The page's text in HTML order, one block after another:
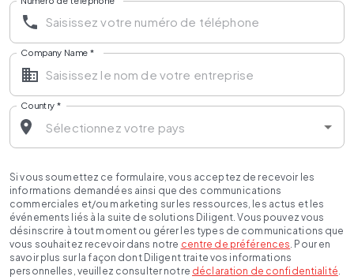
Company Name *
Country *
Si vous soumettez ce formulaire, vous acceptez de recevoir les
informations demandées ainsi que des communications
commerciales et/ou marketing sur les ressources, les actus et les
événements liés à la suite de solutions Diligent. Vous pouvez vous
désinscrire à tout moment ou gérer les types de communications que
vous souhaitez recevoir dans notre centre de préférences. Pour en
savoir plus sur la façon dont Diligent traite vos informations
personnelles, veuillez consulter notre déclaration de confidentialité.